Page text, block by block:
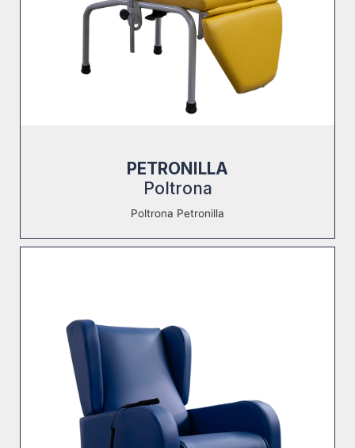
PETRONILLA
Poltrona
Poltrona Petronilla